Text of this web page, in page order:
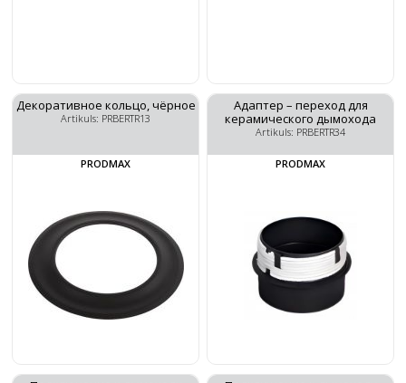
Декоративное кольцо, чёрное
Artikuls: PRBERTR13
PRODMAX
Адаптер – переход для
керамического дымохода
Artikuls: PRBERTR34
PRODMAX